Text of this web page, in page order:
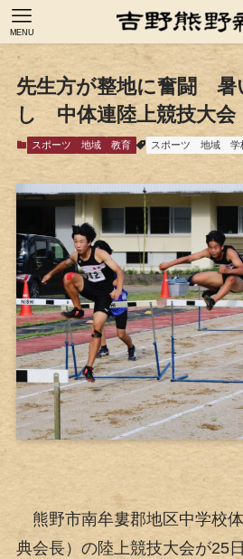
MENU
先生方が整地に奮闘 暑
し 中体連陸上競技大会
スポーツ 地域 教育 スポーツ 地域 学
熊野市南牟婁郡地区中学校
典会長）の陸上競技大会が25